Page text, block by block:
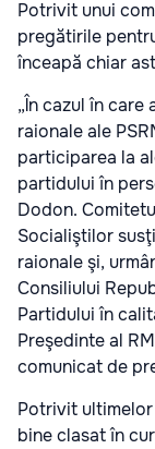
Potrivit unui
pregătirile
înceapă chiar
„În cazul în
raionale ale
participarea la
partidului în
Dodon.
Socialiştilor
raionale şi,
Consiliului
Partidului în
Preşedinte al
comunicat de
Potrivit
bine clasat în